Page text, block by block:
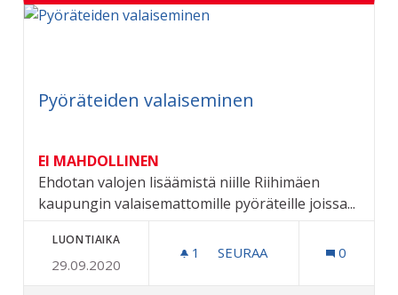
Pyöräteiden valaiseminen
EI MAHDOLLINEN
Ehdotan valojen lisäämistä niille Riihimäen
kaupungin valaisemattomille pyöräteille joissa...
LUONTIAIKA
29.09.2020
1 1 SEURAAJA
SEURAA 0